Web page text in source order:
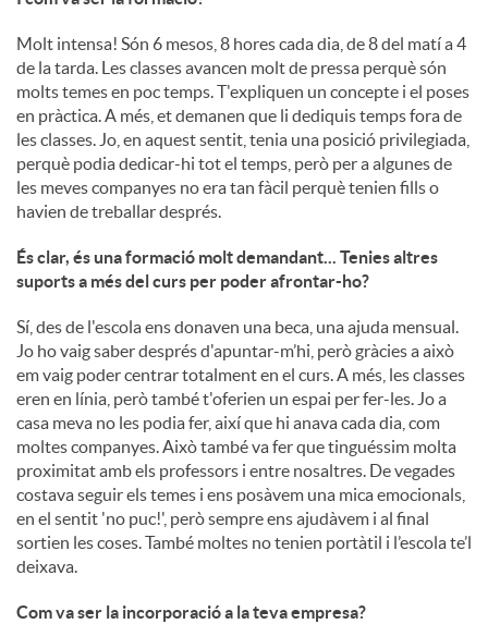
Molt intensa! Són 6 mesos, 8 hores cada dia, de 8 del matí a 4
de la tarda. Les classes avancen molt de pressa perquè són
molts temes en poc temps. T'expliquen un concepte i el poses
en pràctica. A més, et demanen que li dediquis temps fora de
les classes. Jo, en aquest sentit, tenia una posició privilegiada,
perquè podia dedicar-hi tot el temps, però per a algunes de
les meves companyes no era tan fàcil perquè tenien fills o
havien de treballar després.
És clar, és una formació molt demandant... Tenies altres
suports a més del curs per poder afrontar-ho?
Sí, des de l'escola ens donaven una beca, una ajuda mensual.
Jo ho vaig saber després d'apuntar-m’hi, però gràcies a això
em vaig poder centrar totalment en el curs. A més, les classes
eren en línia, però també t'oferien un espai per fer-les. Jo a
casa meva no les podia fer, així que hi anava cada dia, com
moltes companyes. Això també va fer que tinguéssim molta
proximitat amb els professors i entre nosaltres. De vegades
costava seguir els temes i ens posàvem una mica emocionals,
en el sentit 'no puc!', però sempre ens ajudàvem i al final
sortien les coses. També moltes no tenien portàtil i l’escola te’l
deixava.
Com va ser la incorporació a la teva empresa?